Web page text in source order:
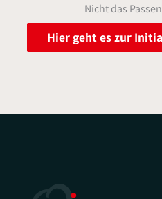
Nicht das
Hier geht es zur